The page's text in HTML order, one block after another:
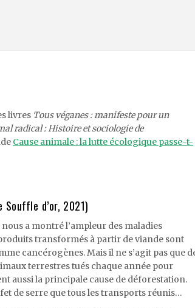
livres Tous véganes : manifeste pour un
radical : Histoire et sociologie de
Cause animale : la lutte écologique passe-t-
d’or, 2021)
a montré l’ampleur des maladies
transformés à partir de viande sont
cancérogènes. Mais il ne s’agit pas que
terrestres tués chaque année pour
aussi la principale cause de déforestation.
de serre que tous les transports réunis…